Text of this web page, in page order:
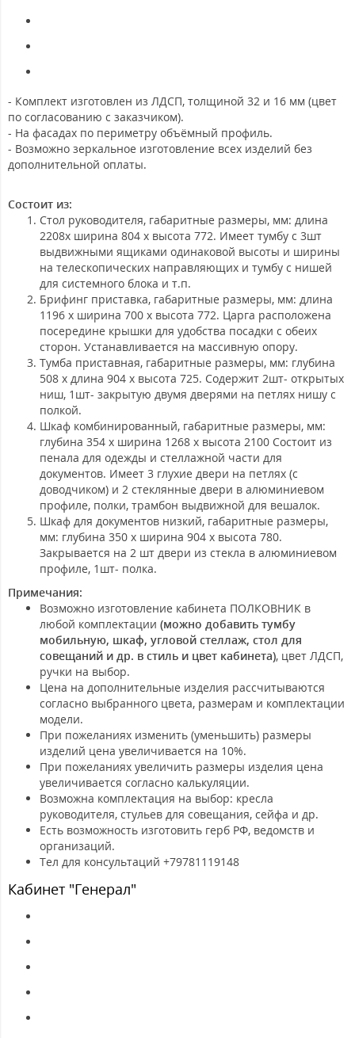
- Комплект изготовлен из ЛДСП, толщиной 32 и 16 мм (цвет
по согласованию с заказчиком).
- На фасадах по периметру объёмный профиль.
- Возможно зеркальное изготовление всех изделий без
дополнительной оплаты.
Состоит из:
Стол руководителя, габаритные размеры, мм: длина
2208х ширина 804 х высота 772. Имеет тумбу с 3шт
выдвижными ящиками одинаковой высоты и ширины
на телескопических направляющих и тумбу с нишей
для системного блока и т.п.
Брифинг приставка, габаритные размеры, мм: длина
1196 х ширина 700 х высота 772. Царга расположена
посередине крышки для удобства посадки с обеих
сторон. Устанавливается на массивную опору.
Тумба приставная, габаритные размеры, мм: глубина
508 х длина 904 х высота 725. Содержит 2шт- открытых
ниш, 1шт- закрытую двумя дверями на петлях нишу с
полкой.
Шкаф комбинированный, габаритные размеры, мм:
глубина 354 х ширина 1268 х высота 2100 Состоит из
пенала для одежды и стеллажной части для
документов. Имеет 3 глухие двери на петлях (с
доводчиком) и 2 стеклянные двери в алюминиевом
профиле, полки, трамбон выдвижной для вешалок.
Шкаф для документов низкий, габаритные размеры,
мм: глубина 350 х ширина 904 х высота 780.
Закрывается на 2 шт двери из стекла в алюминиевом
профиле, 1шт- полка.
Примечания:
Возможно изготовление кабинета ПОЛКОВНИК в
любой комплектации (можно добавить тумбу
мобильную, шкаф, угловой стеллаж, стол для
совещаний и др. в стиль и цвет кабинета), цвет ЛДСП,
ручки на выбор.
Цена на дополнительные изделия рассчитываются
согласно выбранного цвета, размерам и комплектации
модели.
При пожеланиях изменить (уменьшить) размеры
изделий цена увеличивается на 10%.
При пожеланиях увеличить размеры изделия цена
увеличивается согласно калькуляции.
Возможна комплектация на выбор: кресла
руководителя, стульев для совещания, сейфа и др.
Есть возможность изготовить герб РФ, ведомств и
организаций.
Тел для консультаций +79781119148
Кабинет "Генерал"